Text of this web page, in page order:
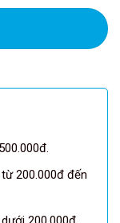
200.000đ đến